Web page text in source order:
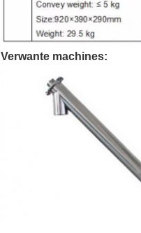
Verwante machines: